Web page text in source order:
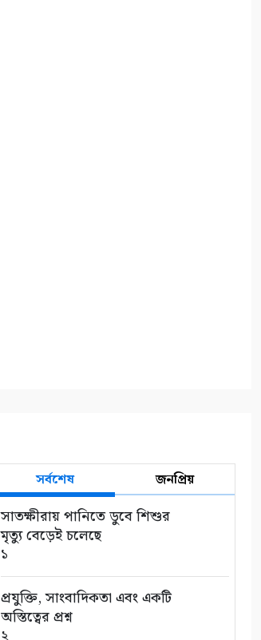
সর্বশেষ জনপ্রিয়
সাতক্ষীরায় পানিতে ডুবে শিশুর
মৃত্যু বেড়েই চলেছে
১
প্রযুক্তি, সাংবাদিকতা এবং একটি
অস্তিত্বের প্রশ্ন